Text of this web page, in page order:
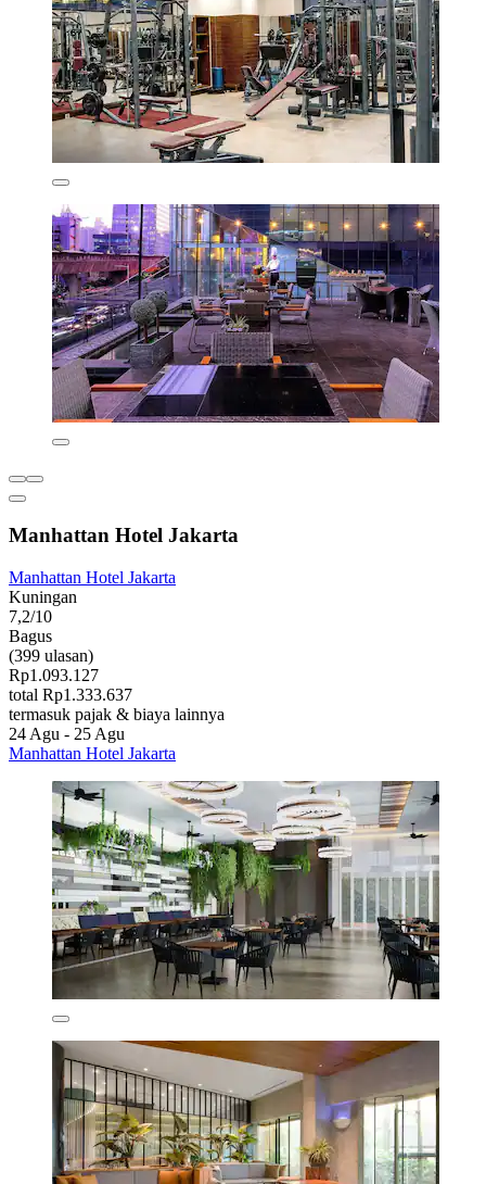
Manhattan Hotel Jakarta
Manhattan Hotel Jakarta
Kuningan
7,2/10
Bagus
(399 ulasan)
Rp1.093.127
total Rp1.333.637
termasuk pajak & biaya lainnya
24 Agu - 25 Agu
Manhattan Hotel Jakarta